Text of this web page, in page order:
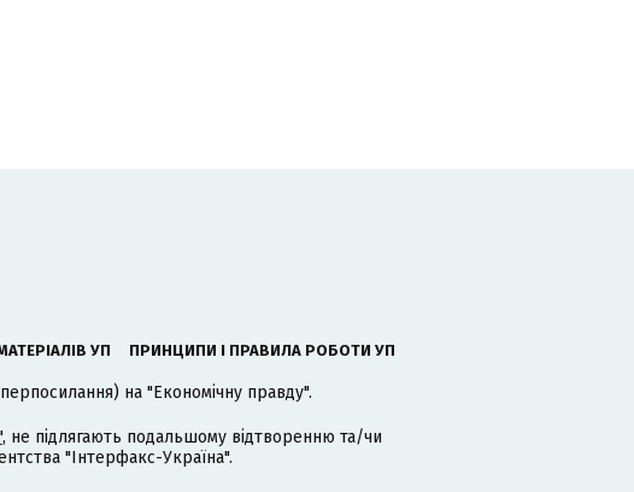
УП ПРИНЦИПИ І ПРАВИЛА РОБОТИ УП
на "Економічну правду".
, не підлягають подальшому відтворенню та/чи
"Інтерфакс-Україна".